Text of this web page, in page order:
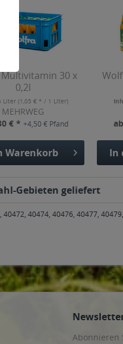
30 x
0,2l
Liter (1,05 € * / 1 Liter)
MEHRWEG
€ *+4,50 € Pfand
Warenkorb In
Gebieten geliefert
40474, 40476, 40477,
Abonnieren